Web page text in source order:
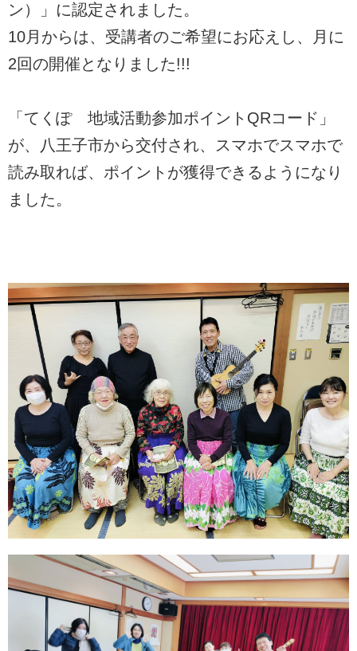
ン）」に認定されました。
10月からは、受講者のご希望にお応えし、月に
2回の開催となりました!!!
「てくぽ 地域活動参加ポイントQRコード」
が、八王子市から交付され、スマホでスマホで
読み取れば、ポイントが獲得できるようになり
ました。